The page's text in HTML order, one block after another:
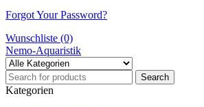
Forgot Your Password?
Wunschliste (0)
Nemo-Aquaristik
Kategorien